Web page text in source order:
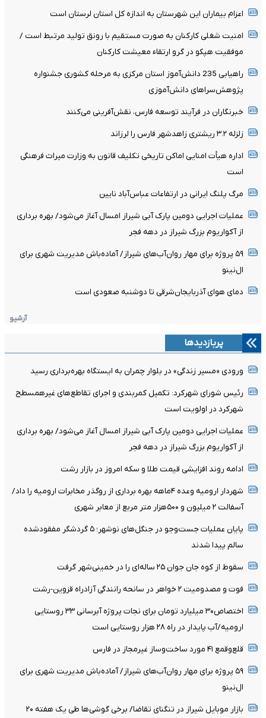
اعزام بیماران این شهرستان به اندازه کل استان لرستان است
امنیت شغلی کارکنان به صورت مستقیم با رونق تولید مرتبط است /
موفقیت هپکو در گرو ارتقاء معیشت کارکنان
راهیابی 235 دانش‌آموز استان مرکزی به مرحله کشوری جشنواره
پژوهش‌سراهای دانش‌آموزی
خبرنگاران در فرآیند توسعه فارس، نقش‌آفرینی می‌کنند
زلزله ۳.۲ ریشتری زاهدشهر فارس را لرزاند
اداره هیأت امنایی اماکن تاریخی تکلیف قانون به وزارت میراث فرهنگی
است
مرگ پلنگ ایرانی در ارتفاعات عباس‌آباد نایین
عملیات اجرایی دومین پارک آبی شیراز امسال آغاز می‌شود/ بهره برداری
از آکواریوم بزرگ شیراز در دهه فجر
۵۹ پروژه برای مهار روان‌آب‌های شیراز/ آماده‌باش مدیریت شهری برای
ال‌نینو
دمای هوای آذربایجان‌شرقی تا دوشنبه صعودی است
آرشیو
پربازدیدها
ورودی «مسیر زندگی» در بلوار چمران به ایستگاه بهره‌برداری رسید
رئیس شورای شهرکرد: تکمیل کمربندی و اجرای تقاطع‌های غیرهمسطح
شهرکرد در اولویت است
عملیات اجرایی دومین پارک آبی شیراز امسال آغاز می‌شود/ بهره برداری
از آکواریوم بزرگ شیراز در دهه فجر
ادامه روند افزایشی قیمت طلا و سکه امروز در بازار رشت
شهردار ارومیه وعده ۴ماهه بهره برداری از روگذر مخابرات ارومیه را داد/
آسفالت ۲ میلیون و ۵۰۰هزار متر مربع از معابر شهری
پایان عملیات جست‌وجو در جنگل‌های نوشهر؛ ۵ گردشگر مفقودشده
سالم پیدا شدند
سقوط از کوه جان جوان ۲۵ ساله‌ای را در خمینی‌شهر گرفت
فوت و مصدومیت ۲ خواهر در سانحه رانندگی آزادراه قزوین-رشت
اختصاص۳۰ میلیارد تومان برای نجات پروژه آبرسانی ۳۳ روستایی
ارومیه/آب پایدار در راه ۲۸ هزار روستایی است
قلع‌وقمع ۴۱ مورد ساخت‌وساز غیرمجاز در فارس
۵۹ پروژه برای مهار روان‌آب‌های شیراز/ آماده‌باش مدیریت شهری برای
ال‌نینو
بازار موبایل شیراز در تنگنای تقاضا/ برخی گوشی‌ها طی یک هفته ۲۰